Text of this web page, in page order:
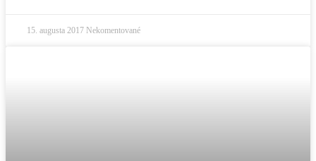
15. augusta 2017 Nekomentované